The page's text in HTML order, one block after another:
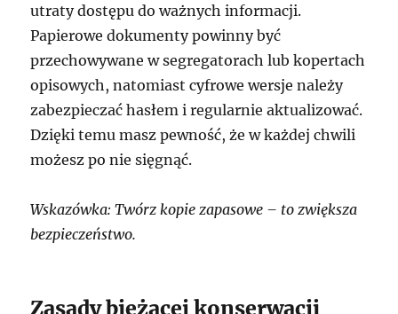
utraty dostępu do ważnych informacji.
Papierowe dokumenty powinny być
przechowywane w segregatorach lub kopertach
opisowych, natomiast cyfrowe wersje należy
zabezpieczać hasłem i regularnie aktualizować.
Dzięki temu masz pewność, że w każdej chwili
możesz po nie sięgnąć.
Wskazówka: Twórz kopie zapasowe – to zwiększa
bezpieczeństwo.
Zasady bieżącej konserwacji